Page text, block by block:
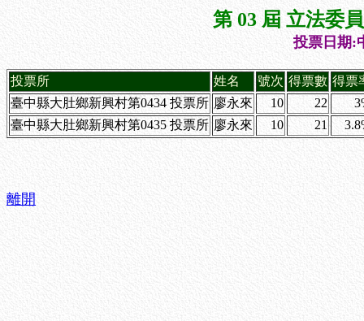
第 03 屆 立法委
投票日期:
投票所 姓名 號次 得票數 得票
臺中縣大肚鄉新興村第0434 投票所 廖永來 10 22
臺中縣大肚鄉新興村第0435 投票所 廖永來 10 21
離開